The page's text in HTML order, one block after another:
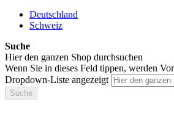
Deutschland
Schweiz
Suche
Hier den ganzen Shop durchsuchen
Wenn Sie in dieses Feld tippen, werden
Dropdown-Liste angezeigt
Suche